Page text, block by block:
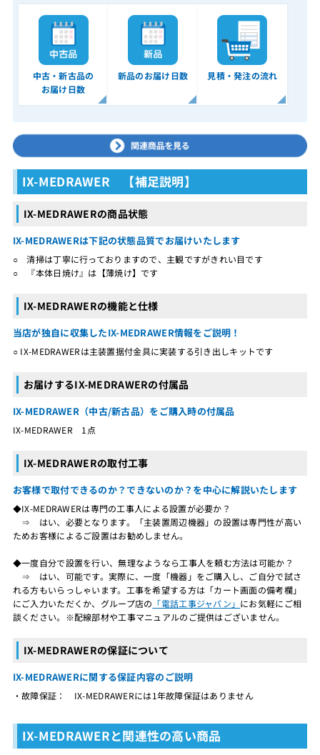
中古・新古品の
お届け日数
新品のお届け日数 見積・発注の流れ
IX-MEDRAWER 【補足説明】
IX-MEDRAWERの商品状態
IX-MEDRAWERは下記の状態品質でお届けいたします
○ 清掃は丁寧に行っておりますので、主観ですがきれい目です
○ 『本体日焼け』は【薄焼け】です
IX-MEDRAWERの機能と仕様
当店が独自に収集したIX-MEDRAWER情報をご説明！
○ IX-MEDRAWERは主装置据付金具に実装する引き出しキットです
お届けするIX-MEDRAWERの付属品
IX-MEDRAWER（中古/新古品）をご購入時の付属品
IX-MEDRAWER 1点
IX-MEDRAWERの取付工事
お客様で取付できるのか？できないのか？を中心に解説いたします
◆IX-MEDRAWERは専門の工事人による設置が必要か？
⇒ はい、必要となります。「主装置周辺機器」の設置は専門性が高い
ためお客様によるご設置はお勧めしません。
◆一度自分で設置を行い、無理なようなら工事人を頼む方法は可能か？
⇒ はい、可能です。実際に、一度「機器」をご購入し、ご自分で試さ
れる方もいらっしゃいます。工事を希望する方は「カート画面の備考欄」
にご入力いただくか、グループ店の 「電話工事ジャパン」 にお気軽にご相
談ください。※配線部材や工事マニュアルのご提供はございません。
IX-MEDRAWERの保証について
IX-MEDRAWERに関する保証内容のご説明
・故障保証： IX-MEDRAWERには1年故障保証はありません
IX-MEDRAWERと関連性の高い商品